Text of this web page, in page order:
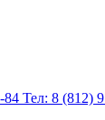
84 Тел: 8 (812)